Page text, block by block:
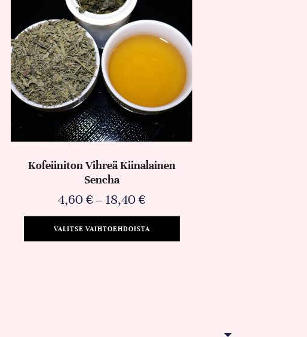
Kofeiiniton Vihreä Kiinalainen
Sencha
4,60€– 18,40€
VALITSE VAIHTOEHDOISTA